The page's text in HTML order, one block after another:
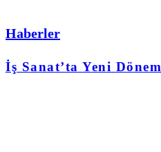
Haberler
İş Sanat’ta Yeni Dönem